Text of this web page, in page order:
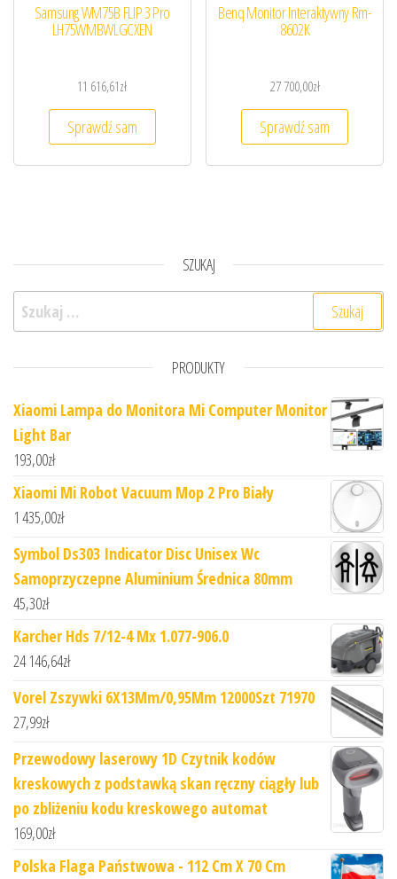
Samsung WM75B FLIP 3 Pro
LH75WMBWLGCXEN
11 616,61zł
Sprawdź sam
Benq Monitor Interaktywny Rm-
8602K
27 700,00zł
Sprawdź sam
SZUKAJ
Szukaj:
PRODUKTY
Xiaomi Lampa do Monitora Mi Computer Monitor
Light Bar
193,00zł
Xiaomi Mi Robot Vacuum Mop 2 Pro Biały
1 435,00zł
Symbol Ds303 Indicator Disc Unisex Wc
Samoprzyczepne Aluminium Średnica 80mm
45,30zł
Karcher Hds 7/12-4 Mx 1.077-906.0
24 146,64zł
Vorel Zszywki 6X13Mm/0,95Mm 12000Szt 71970
27,99zł
Przewodowy laserowy 1D Czytnik kodów
kreskowych z podstawką skan ręczny ciągły lub
po zbliżeniu kodu kreskowego automat
169,00zł
Polska Flaga Państwowa - 112 Cm X 70 Cm